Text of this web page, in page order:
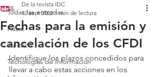
Todas las entradas
Fiscal
Jurídico
Tecnologías de Información
Fechas para la emisión y
cancelación de los CFDI
De la revista IDC
12 sept 2022 1 min de lectura
Identifique los plazos concedidos para
llevar a cabo estas acciones en los